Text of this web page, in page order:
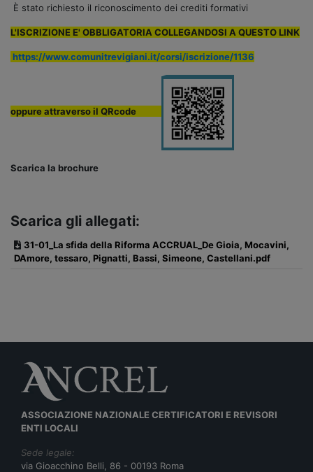
È stato richiesto il riconoscimento dei crediti formativi
L'ISCRIZIONE E' OBBLIGATORIA COLLEGANDOSI A QUESTO LINK
https://www.comunitrevigiani.it/corsi/iscrizione/1136
oppure attraverso il QRcode
Scarica la brochure
Scarica gli allegati:
31-01_La sfida della Riforma ACCRUAL_De Gioia, Mocavini,
DAmore, tessaro, Pignatti, Bassi, Simeone, Castellani.pdf
ASSOCIAZIONE NAZIONALE CERTIFICATORI E REVISORI
ENTI LOCALI
Sede legale:
via Gioacchino Belli, 86 - 00193 Roma